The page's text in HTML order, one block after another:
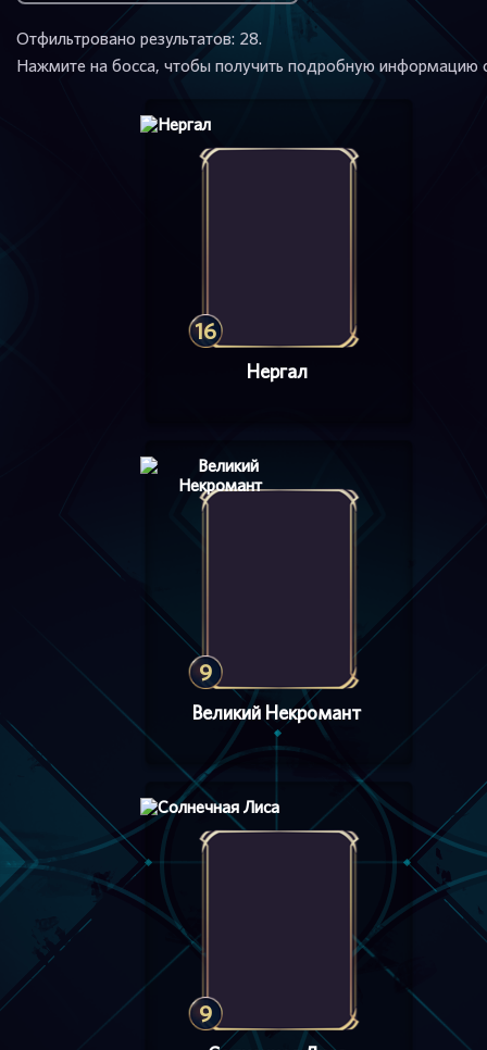
Отфильтровано результатов: 28.
Нажмите на босса, чтобы получить подробную информацию
16
Нергал
9
Великий Некромант
9